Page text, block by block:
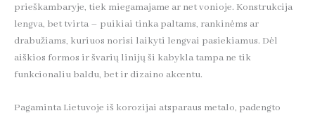
prieškambaryje, tiek miegamajame ar net vonioje. Konstrukcija
lengva, bet tvirta – puikiai tinka paltams, rankinėms ar
drabužiams, kuriuos norisi laikyti lengvai pasiekiamus. Dėl
aiškios formos ir švarių linijų ši kabykla tampa ne tik
funkcionaliu baldu, bet ir dizaino akcentu.
Pagaminta Lietuvoje iš korozijai atsparaus metalo, padengto